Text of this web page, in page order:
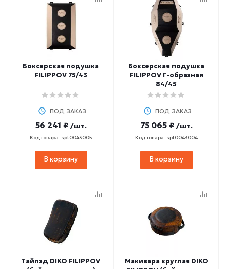
Боксерская подушка
FILIPPOV 75/43
ПОД ЗАКАЗ
56 241 ₽ /шт.
Код товара: spt0043005
В корзину
Боксерская подушка
FILIPPOV Г-образная
84/45
ПОД ЗАКАЗ
75 065 ₽ /шт.
Код товара: spt0043004
В корзину
Тайпэд DIKO FILIPPOV
Макивара круглая DIKO